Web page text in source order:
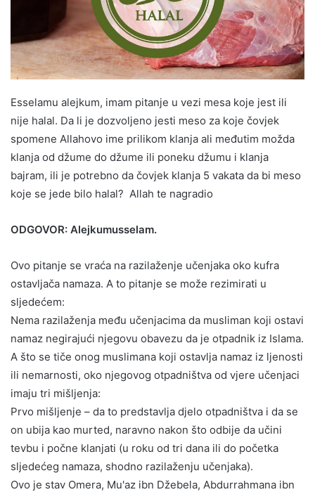
Esselamu alejkum, imam pitanje u vezi mesa koje jest ili
nije halal. Da li je dozvoljeno jesti meso za koje čovjek
spomene Allahovo ime prilikom klanja ali međutim možda
klanja od džume do džume ili poneku džumu i klanja
bajram, ili je potrebno da čovjek klanja 5 vakata da bi meso
koje se jede bilo halal? Allah te nagradio
ODGOVOR: Alejkumusselam.
Ovo pitanje se vraća na razilaženje učenjaka oko kufra
ostavljača namaza. A to pitanje se može rezimirati u
sljedećem:
Nema razilaženja među učenjacima da musliman koji ostavi
namaz negirajući njegovu obavezu da je otpadnik iz Islama.
A što se tiče onog muslimana koji ostavlja namaz iz ljenosti
ili nemarnosti, oko njegovog otpadništva od vjere učenjaci
imaju tri mišljenja:
Prvo mišljenje – da to predstavlja djelo otpadništva i da se
on ubija kao murted, naravno nakon što odbije da učini
tevbu i počne klanjati (u roku od tri dana ili do početka
sljedećeg namaza, shodno razilaženju učenjaka).
Ovo je stav Omera, Mu'az ibn Džebela, Abdurrahmana ibn